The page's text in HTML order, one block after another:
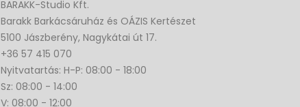
BARAKK-Studio Kft.
Barakk Barkácsáruház és OÁZIS Kertészet
5100 Jászberény, Nagykátai út 17.
+36 57 415 070
Nyitvatartás: H-P: 08:00 - 18:00
Sz: 08:00 - 14:00
V: 08:00 - 12:00